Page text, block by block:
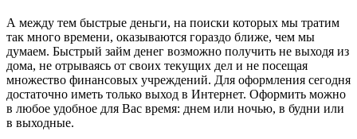
А между тем быстрые деньги, на поиски которых мы тратим
так много времени, оказываются гораздо ближе, чем мы
думаем. Быстрый займ денег возможно получить не выходя из
дома, не отрываясь от своих текущих дел и не посещая
множество финансовых учреждений. Для оформления сегодня
достаточно иметь только выход в Интернет. Оформить можно
в любое удобное для Вас время: днем или ночью, в будни или
в выходные.